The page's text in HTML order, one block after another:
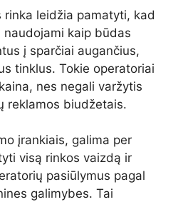
leidžia pamatyti, kad
kaip būdas
į sparčiai augančius,
tinklus. Tokie operatoriai
nes negali varžytis
reklamos biudžetais.
įrankiais, galima per
visą rinkos vaizdą ir
pasiūlymus pagal
galimybes. Tai